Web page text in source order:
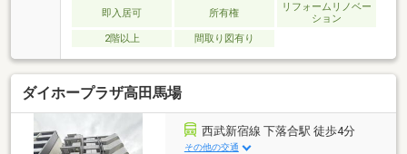
即入居可 所有権
リフォームリノベー
ション
2階以上
間取り図有り
ダイホープラザ高田馬場
西武新宿線 下落合駅 徒歩4分
その他の交通